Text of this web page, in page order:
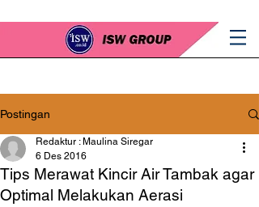
Postingan
Tips Merawat Kincir Air Tambak agar
Optimal Melakukan Aerasi
Redaktur : Maulina Siregar
6 Des 2016